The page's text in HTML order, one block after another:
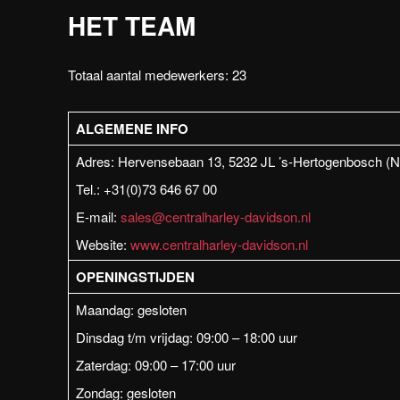
HET TEAM
Totaal aantal medewerkers: 23
ALGEMENE INFO
Adres: Hervensebaan 13, 5232 JL ’s-Hertogenbosch
Tel.: +31(0)73 646 67 00
E-mail: sales@centralharley-davidson.nl
Website: www.centralharley-davidson.nl
OPENINGSTIJDEN
Maandag: gesloten
Dinsdag t/m vrijdag: 09:00 – 18:00 uur
Zaterdag: 09:00 – 17:00 uur
Zondag: gesloten